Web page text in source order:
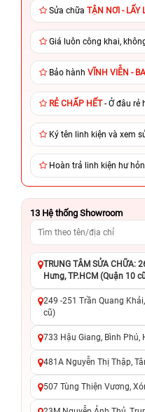
Sửa chữa TẬN NƠI - LẤY
Giá luôn công khai,
Bảo hành VĨNH VIỄN -
RẺ CHẤP HẾT- Ở đâu rẻ
Ký tên linh kiện và xem
Hoàn trả linh kiện hư
13 Hệ thống Showroom
TRUNG TÂM SỬA CHỮA:
Hưng, TP.HCM (Quận 10
249 -251 Trần Quang
cũ)
733 Hậu Giang, Bình Phú,
481A Nguyễn Thị Thập,
507 Tùng Thiện Vương,